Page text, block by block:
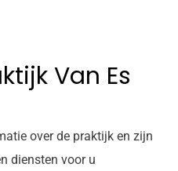
Van Es
over de praktijk en zijn
diensten voor u